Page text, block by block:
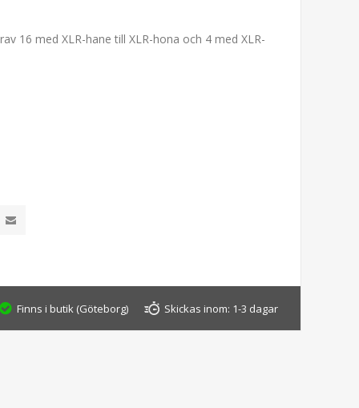
16 med XLR-hane till XLR-hona och 4 med XLR-
Finns i butik (Göteborg) Skickas inom: 1-3 dagar